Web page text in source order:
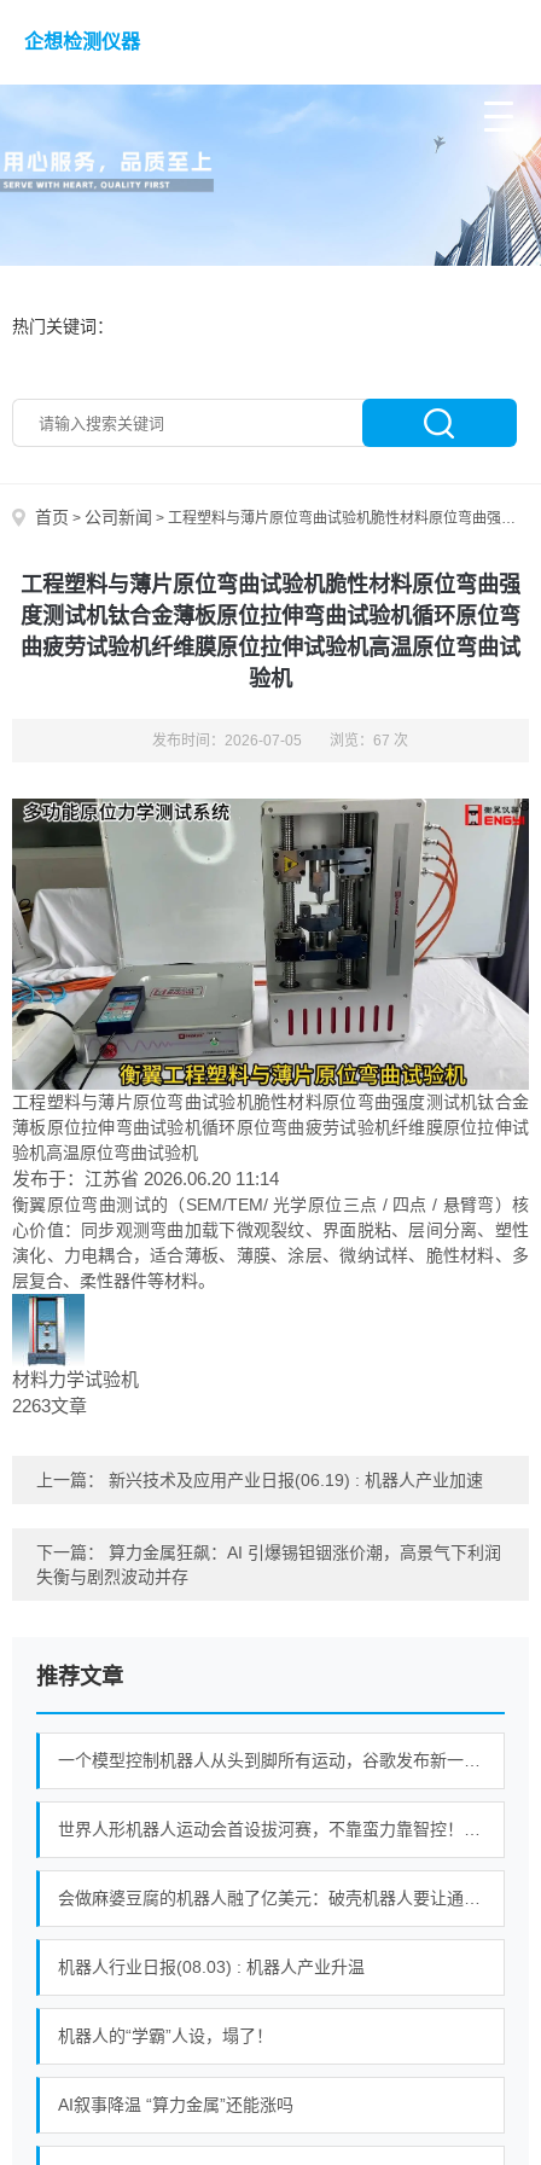
企想检测仪器
热门关键词：
首页 > 公司新闻 > 工程塑料与薄片原位弯曲试验机脆性材料原位弯曲强度测试机钛合金薄板原位拉伸弯曲试验机循环原位弯曲疲劳试验机纤维膜原位拉伸试验机高温原位弯曲试验机
工程塑料与薄片原位弯曲试验机脆性材料原位弯曲强
度测试机钛合金薄板原位拉伸弯曲试验机循环原位弯
曲疲劳试验机纤维膜原位拉伸试验机高温原位弯曲试
验机
发布时间：2026-07-05 浏览：67 次
工程塑料与薄片原位弯曲试验机脆性材料原位弯曲强度测试机钛合金
薄板原位拉伸弯曲试验机循环原位弯曲疲劳试验机纤维膜原位拉伸试
验机高温原位弯曲试验机
发布于：江苏省 2026.06.20 11:14
衡翼原位弯曲测试的（SEM/TEM/ 光学原位三点 / 四点 / 悬臂弯）核
心价值：同步观测弯曲加载下微观裂纹、界面脱粘、层间分离、塑性
演化、力电耦合，适合薄板、薄膜、涂层、微纳试样、脆性材料、多
层复合、柔性器件等材料。
材料力学试验机
2263文章
上一篇： 新兴技术及应用产业日报(06.19) : 机器人产业加速
下一篇： 算力金属狂飙：AI 引爆锡钽铟涨价潮，高景气下利润
失衡与剧烈波动并存
推荐文章
机器人行业日报(08.03) : 机器人产业升温
机器人的“学霸”人设，塌了！
AI叙事降温 “算力金属”还能涨吗